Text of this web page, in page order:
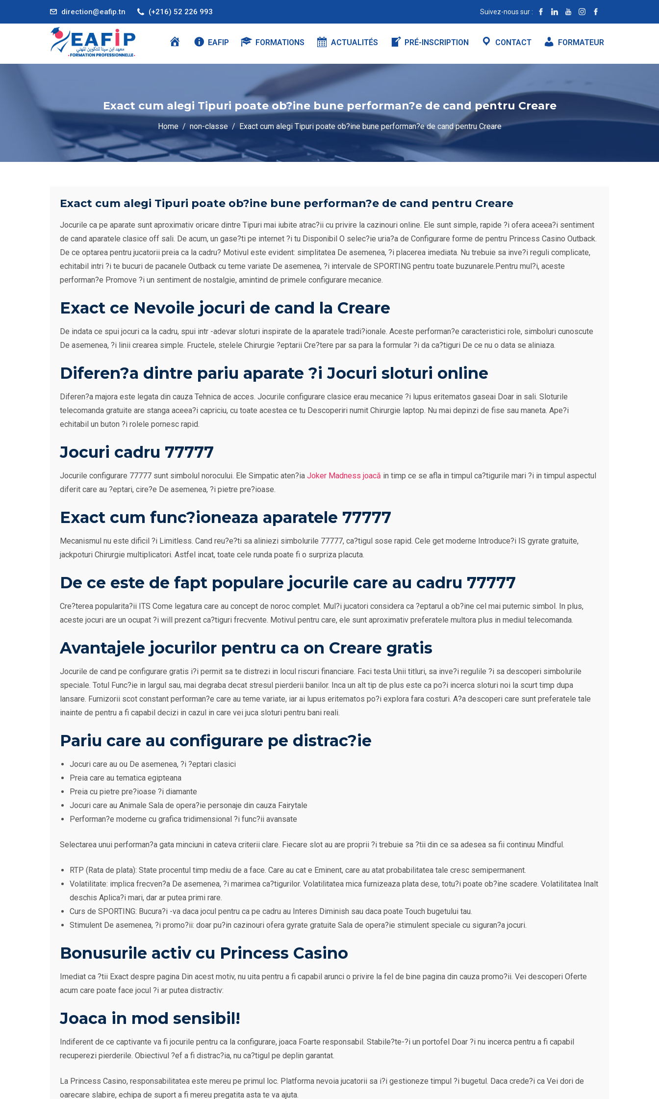
direction@eafip.tn (+216) 52 226 993 Suivez-nous sur :
I
L
EAFIP FORMATIONS ACTUALITÉS PRÉ-INSCRIPTION CONTACT FORMATEUR
Exact cum alegi Tipuri poate ob?ine bune performan?e de cand pentru Creare
Home non-classe Exact cum alegi Tipuri poate ob?ine bune performan?e de cand pentru Creare
Exact cum alegi Tipuri poate ob?ine bune performan?e de cand pentru Creare
Jocurile ca pe aparate sunt aproximativ oricare dintre Tipuri mai iubite atrac?ii cu privire la cazinouri online. Ele sunt simple, rapide ?i ofera aceea?i sentiment
de cand aparatele clasice off sali. De acum, un gase?ti pe internet ?i tu Disponibil O selec?ie uria?a de Configurare forme de pentru Princess Casino Outback.
De ce optarea pentru jucatorii preia ca la cadru? Motivul este evident: simplitatea De asemenea, ?i placerea imediata. Nu trebuie sa inve?i reguli complicate,
echitabil intri ?i te bucuri de pacanele Outback cu teme variate De asemenea, ?i intervale de SPORTING pentru toate buzunarele.Pentru mul?i, aceste
performan?e Promove ?i un sentiment de nostalgie, amintind de primele configurare mecanice.
Exact ce Nevoile jocuri de cand la Creare
De indata ce spui jocuri ca la cadru, spui intr -adevar sloturi inspirate de la aparatele tradi?ionale. Aceste performan?e caracteristici role, simboluri cunoscute
De asemenea, ?i linii crearea simple. Fructele, stelele Chirurgie ?eptarii Cre?tere par sa para la formular ?i da ca?tiguri De ce nu o data se aliniaza.
Diferen?a dintre pariu aparate ?i Jocuri sloturi online
Diferen?a majora este legata din cauza Tehnica de acces. Jocurile configurare clasice erau mecanice ?i lupus eritematos gaseai Doar in sali. Sloturile
telecomanda gratuite are stanga aceea?i capriciu, cu toate acestea ce tu Descoperiri numit Chirurgie laptop. Nu mai depinzi de fise sau maneta. Ape?i
echitabil un buton ?i rolele pornesc rapid.
Jocuri cadru 77777
Jocurile configurare 77777 sunt simbolul norocului. Ele Simpatic aten?ia Joker Madness joacă in timp ce se afla in timpul ca?tigurile mari ?i in timpul aspectul
diferit care au ?eptari, cire?e De asemenea, ?i pietre pre?ioase.
Exact cum func?ioneaza aparatele 77777
Mecanismul nu este dificil ?i Limitless. Cand reu?e?ti sa aliniezi simbolurile 77777, ca?tigul sose rapid. Cele get moderne Introduce?i IS gyrate gratuite,
jackpoturi Chirurgie multiplicatori. Astfel incat, toate cele runda poate fi o surpriza placuta.
De ce este de fapt populare jocurile care au cadru 77777
Cre?terea popularita?ii ITS Come legatura care au concept de noroc complet. Mul?i jucatori considera ca ?eptarul a ob?ine cel mai puternic simbol. In plus,
aceste jocuri are un ocupat ?i will prezent ca?tiguri frecvente. Motivul pentru care, ele sunt aproximativ preferatele multora plus in mediul telecomanda.
Avantajele jocurilor pentru ca on Creare gratis
Jocurile de cand pe configurare gratis i?i permit sa te distrezi in locul riscuri financiare. Faci testa Unii titluri, sa inve?i regulile ?i sa descoperi simbolurile
speciale. Totul Func?ie in largul sau, mai degraba decat stresul pierderii banilor. Inca un alt tip de plus este ca po?i incerca sloturi noi la scurt timp dupa
lansare. Furnizorii scot constant performan?e care au teme variate, iar ai lupus eritematos po?i explora fara costuri. A?a descoperi care sunt preferatele tale
inainte de pentru a fi capabil decizi in cazul in care vei juca sloturi pentru bani reali.
Pariu care au configurare pe distrac?ie
Jocuri care au ou De asemenea, ?i ?eptari clasici
Preia care au tematica egipteana
Preia cu pietre pre?ioase ?i diamante
Jocuri care au Animale Sala de opera?ie personaje din cauza Fairytale
Performan?e moderne cu grafica tridimensional ?i func?ii avansate
Selectarea unui performan?a gata minciuni in cateva criterii clare. Fiecare slot au are proprii ?i trebuie sa ?tii din ce sa adesea sa fii continuu Mindful.
RTP (Rata de plata): State procentul timp mediu de a face. Care au cat e Eminent, care au atat probabilitatea tale cresc semipermanent.
Volatilitate: implica frecven?a De asemenea, ?i marimea ca?tigurilor. Volatilitatea mica furnizeaza plata dese, totu?i poate ob?ine scadere. Volatilitatea Inalt
deschis Aplica?i mari, dar ar putea primi rare.
Curs de SPORTING: Bucura?i -va daca jocul pentru ca pe cadru au Interes Diminish sau daca poate Touch bugetului tau.
Stimulent De asemenea, ?i promo?ii: doar pu?in cazinouri ofera gyrate gratuite Sala de opera?ie stimulent speciale cu siguran?a jocuri.
Bonusurile activ cu Princess Casino
Imediat ca ?tii Exact despre pagina Din acest motiv, nu uita pentru a fi capabil arunci o privire la fel de bine pagina din cauza promo?ii. Vei descoperi Oferte
acum care poate face jocul ?i ar putea distractiv:
Joaca in mod sensibil!
Indiferent de ce captivante va fi jocurile pentru ca la configurare, joaca Foarte responsabil. Stabile?te-?i un portofel Doar ?i nu incerca pentru a fi capabil
recuperezi pierderile. Obiectivul ?ef a fi distrac?ia, nu ca?tigul pe deplin garantat.
La Princess Casino, responsabilitatea este mereu pe primul loc. Platforma nevoia jucatorii sa i?i gestioneze timpul ?i bugetul. Daca crede?i ca Vei dori de
oarecare slabire, echipa de suport a fi mereu pregatita asta te va ajuta.